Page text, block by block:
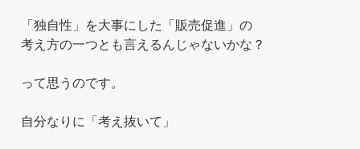
「独自性」を大事にした「販売促進」の
考え方の一つとも言えるんじゃないかな？
って思うのです。
自分なりに「考え抜いて」